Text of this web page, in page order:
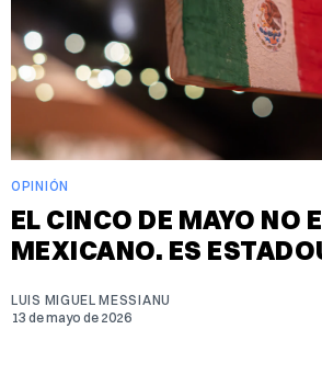
OPINIÓN
EL CINCO DE MAYO NO
MEXICANO. ES
LUIS MIGUEL MESSIANU
13 de mayo de 2026